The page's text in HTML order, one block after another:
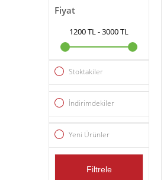
Fiyat
1200 TL-3000 TL
Stoktakiler
İndirimdekiler
Yeni Ürünler
Filtrele